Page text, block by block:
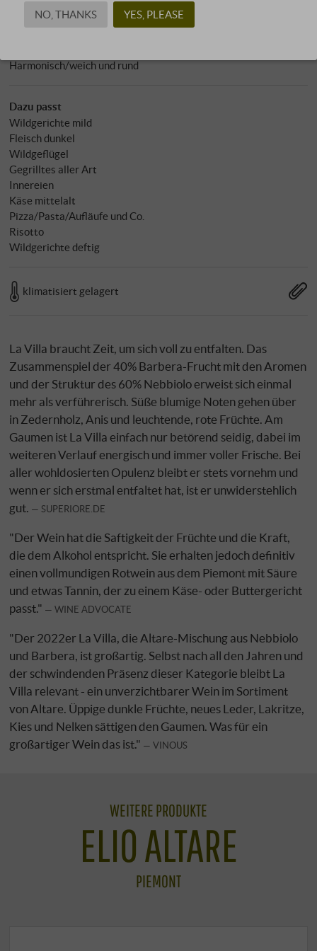
enthält Sulfite
Harmonisch/weich und rund
Dazu passt
Wildgerichte mild
Fleisch dunkel
Wildgeflügel
Gegrilltes aller Art
Innereien
Käse mittelalt
Pizza/Pasta/Aufläufe und Co.
Risotto
Wildgerichte deftig
klimatisiert gelagert
La Villa braucht Zeit, um sich voll zu entfalten. Das
Zusammenspiel der 40% Barbera-Frucht mit den Aromen
und der Struktur des 60% Nebbiolo erweist sich einmal
mehr als verführerisch. Süße blumige Noten gehen über
in Zedernholz, Anis und leuchtende, rote Früchte. Am
Gaumen ist La Villa einfach nur betörend seidig, dabei im
weiteren Verlauf energisch und immer voller Frische. Bei
aller wohldosierten Opulenz bleibt er stets vornehm und
wenn er sich erstmal entfaltet hat, ist er unwiderstehlich
gut.
SUPERIORE.DE
"Der Wein hat die Saftigkeit der Früchte und die Kraft,
die dem Alkohol entspricht. Sie erhalten jedoch definitiv
einen vollmundigen Rotwein aus dem Piemont mit Säure
und etwas Tannin, der zu einem Käse- oder Buttergericht
passt."
WINE ADVOCATE
"Der 2022er La Villa, die Altare-Mischung aus Nebbiolo
und Barbera, ist großartig. Selbst nach all den Jahren und
der schwindenden Präsenz dieser Kategorie bleibt La
Villa relevant - ein unverzichtbarer Wein im Sortiment
von Altare. Üppige dunkle Früchte, neues Leder, Lakritze,
Kies und Nelken sättigen den Gaumen. Was für ein
großartiger Wein das ist."
VINOUS
WEITERE PRODUKTE
ELIO ALTARE
PIEMONT
NO, THANKS YES, PLEASE